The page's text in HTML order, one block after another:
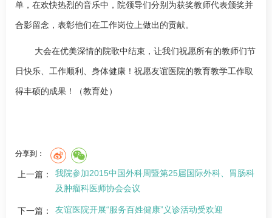
单，在欢快热烈的音乐中，院领导们分别为获奖教师代表颁奖并
合影留念，表彰他们在工作岗位上做出的贡献。
大会在优美深情的院歌中结束，让我们祝愿所有的教师们节
日快乐、工作顺利、身体健康！祝愿友谊医院的教育教学工作取
得丰硕的成果！（教育处）
分享到：
上一篇：
我院参加2015中国外科周暨第25届国际外科、胃肠科
及肿瘤科医师协会会议
下一篇： 友谊医院开展“服务百姓健康”义诊活动受欢迎